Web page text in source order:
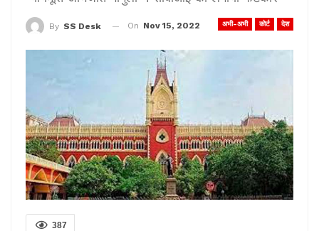
अभी-अभी कोर्ट देश
By SS Desk On Nov 15, 2022
387